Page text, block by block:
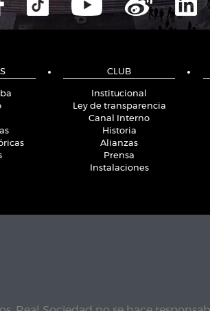
CLUB
Institucional
Ley de transparencia
Canal Interno
Historia
Alianzas
Prensa
Instalaciones